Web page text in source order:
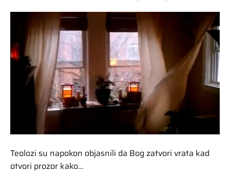
Teolozi su napokon objasnili da Bog zatvori vrata kad
otvori prozor kako…